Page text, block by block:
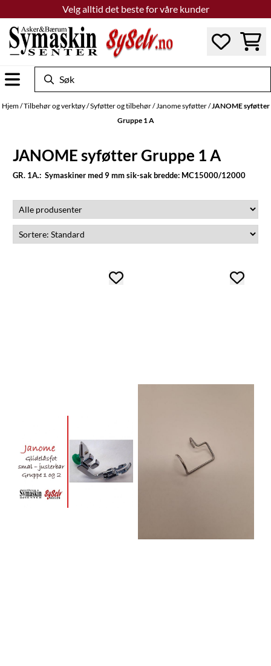
Hopp til innholdVelg alltid det beste for våre kunder
Hjem/Tilbehør og verktøy/Syføtter og tilbehør/ Janome syføtter/JANOME syføtter
Gruppe 1 A
JANOME syføtter Gruppe 1 A
GR. 1A.: Symaskiner med 9 mm sik-sak bredde: MC15000/12000